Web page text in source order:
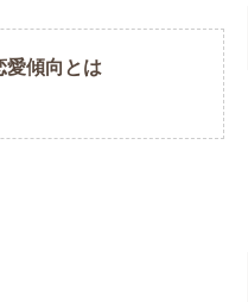
愛傾向とは